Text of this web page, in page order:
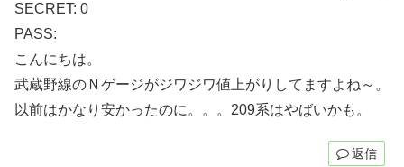
SECRET: 0
PASS:
こんにちは。
武蔵野線のＮゲージがジワジワ値上がりしてますよね～。
以前はかなり安かったのに。。。209系はやばいかも。
返信